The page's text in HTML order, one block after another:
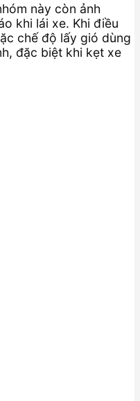
này còn ảnh
khi lái xe. Khi điều
chế độ lấy gió dùng
đặc biệt khi kẹt xe